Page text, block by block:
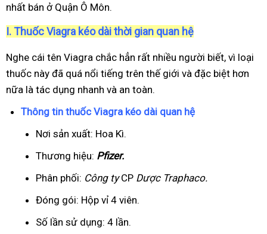
nhất bán ở Quận Ô Môn.
I. Thuốc Viagra kéo dài thời gian quan hệ
Nghe cái tên Viagra chắc hẳn rất nhiều người biết, vì loại
thuốc này đã quá nổi tiếng trên thế giới và đặc biệt hơn
nữa là tác dụng nhanh và an toàn.
Thông tin thuốc Viagra kéo dài quan hệ
Nơi sản xuất: Hoa Kì.
Thương hiệu: Pfizer.
Phân phối: Công tyCP Dược Traphaco.
Đóng gói: Hộp vỉ 4 viên.
Số lần sử dụng: 4 lần.